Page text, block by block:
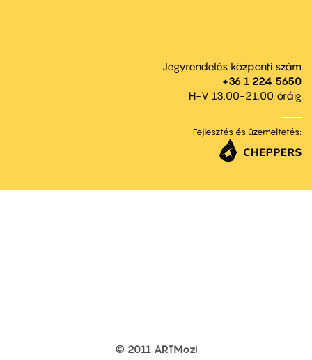
Jegyrendelés központi szám
+36 1 224 5650
H-V 13.00-21.00 óráig
Fejlesztés és üzemeltetés:
© 2011 ARTMozi